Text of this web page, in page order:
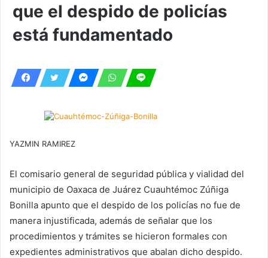
que el despido de policías
está fundamentado
YAZMIN RAMIREZ
El comisario general de seguridad pública y vialidad del
municipio de Oaxaca de Juárez Cuauhtémoc Zúñiga
Bonilla apunto que el despido de los policías no fue de
manera injustificada, además de señalar que los
procedimientos y trámites se hicieron formales con
expedientes administrativos que abalan dicho despido.